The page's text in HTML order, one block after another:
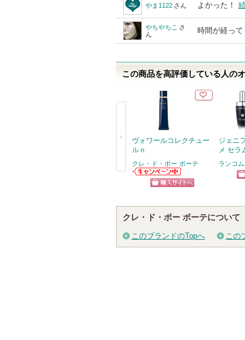
やま1122 さん よかった！
やちやちこ さ
ん
時間が経っ
この商品を高評価している人の
ヴォワールコレクチュー
ルｎ
クレ・ド・ポー ボーテ
クレ・ド・ポー
ボーテからのお
ジェニ
メ セラ
ランコム
クレ・ド・ポー ボーテについて
このブランドのTopへ この